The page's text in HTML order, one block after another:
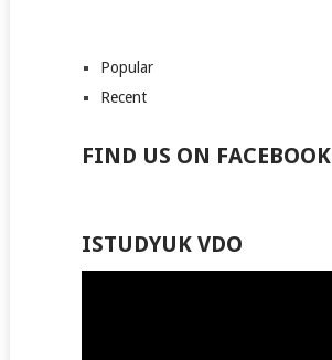
Popular
Recent
FIND US ON FACEBOOK
ISTUDYUK VDO